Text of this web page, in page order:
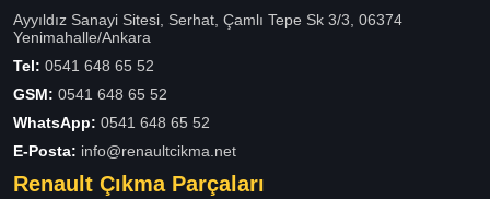
Ayyıldız Sanayi Sitesi, Serhat, Çamlı Tepe Sk 3/3, 06374
Yenimahalle/Ankara
Tel: 0541 648 65 52
GSM: 0541 648 65 52
WhatsApp: 0541 648 65 52
E-Posta: info@renaultcikma.net
Renault Çıkma Parçaları